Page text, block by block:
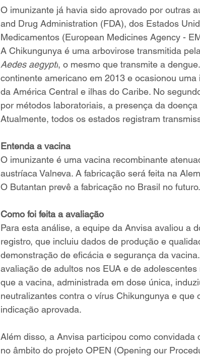
O imunizante já havia sido aprovado por outras
and Drug Administration (FDA), dos Estados
Medicamentos (European Medicines Agency -
A Chikungunya é uma arbovirose transmitida
Aedes aegypti, o mesmo que transmite a
continente americano em 2013 e ocasionou
da América Central e ilhas do Caribe. No
por métodos laboratoriais, a presença da
Atualmente, todos os estados registram
Entenda a vacina
O imunizante é uma vacina recombinante
austríaca Valneva. A fabricação será feita na
O Butantan prevê a fabricação no Brasil no futuro.
Como foi feita a avaliação
Para esta análise, a equipe da Anvisa avaliou a
registro, que incluiu dados de produção e
demonstração de eficácia e segurança da
avaliação de adultos nos EUA e de
que a vacina, administrada em dose única,
neutralizantes contra o vírus Chikungunya e
indicação aprovada.
Além disso, a Anvisa participou como
no âmbito do projeto OPEN (Opening our